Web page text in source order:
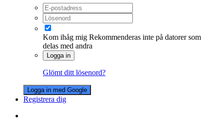
Kom ihåg mig Rekommenderas inte på datorer som
delas med andra
Logga in
Glömt ditt lösenord?
Logga in med Google
Registrera dig